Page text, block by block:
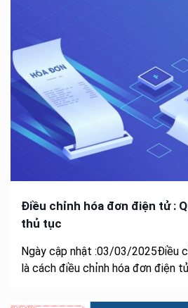
Điều chỉnh hóa đơn điện tử :
thủ tục
Ngày cập nhật :03/03/2025Điều
là cách điều chỉnh hóa đơn điện